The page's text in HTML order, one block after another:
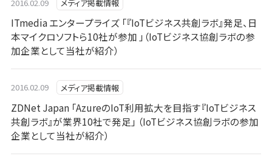
2016.02.09 メディア掲載情報
ITmedia エンタープライズ 「『IoTビジネス共創ラボ』発足、日
本マイクロソフトら10社が参加 」（IoTビジネス協創ラボの参
加企業として当社が紹介）
2016.02.09 メディア掲載情報
ZDNet Japan 「AzureのIoT利用拡大を目指す『IoTビジネス
共創ラボ』が業界10社で発足」 （IoTビジネス協創ラボの参加
企業として当社が紹介）